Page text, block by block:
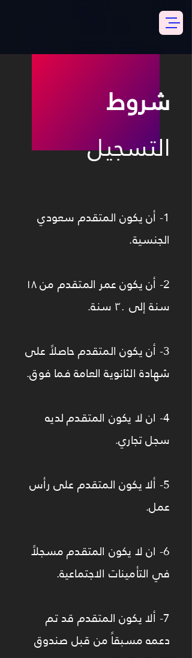
شروط
التسجيل
1- أن يكون المتقدم سعودي
الجنسية.
2- أن يكون عمر المتقدم من ١٨
سنة إلى ٣٠ سنة.
3- أن يكون المتقدم حاصلاً على
شهادة الثانوية العامة فما فوق.
4- ان لا يكون المتقدم لديه
سجل تجاري.
5- ألا يكون المتقدم على رأس
عمل.
6- ان لا يكون المتقدم مسجلاً
في التأمينات الاجتماعية.
7- ألا يكون المتقدم قد تم
دعمه مسبقاً من قبل صندوق